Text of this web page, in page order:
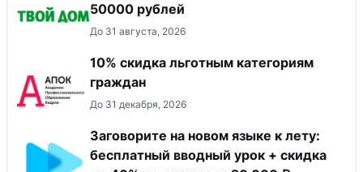
50000 рублей
До 31 августа, 2026
10% скидка льготным категориям
граждан
До 31 декабря, 2026
Заговорите на новом языке к лету:
бесплатный вводный урок + скидка